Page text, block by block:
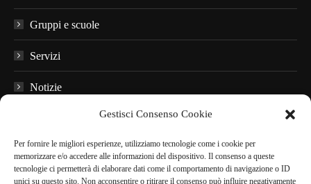
Gestisci Consenso Cookie
Per fornire le migliori esperienze, utilizziamo tecnologie come i cookie per
memorizzare e/o accedere alle informazioni del dispositivo. Il consenso a queste
tecnologie ci permetterà di elaborare dati come il comportamento di navigazione o ID
unici su questo sito. Non acconsentire o ritirare il consenso può influire negativamente
Gruppi e scuole
Servizi
Notizie
Domande frequenti
Materiale informativo
Audioguide